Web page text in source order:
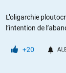
L’oligarchie
l’intention de
+20